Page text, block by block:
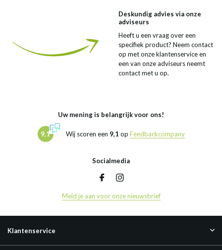
Deskundig advies via onze
adviseurs
Heeft u een vraag over een
specifiek product? Neem contact
op met onze klantenservice en
een van onze adviseurs neemt
contact met u op.
Uw mening is belangrijk voor ons!
9,1 Wij scoren een 9,1 op Feedbackcompany
Socialmedia
Meld je aan voor onze nieuwsbrief
Klantenservice